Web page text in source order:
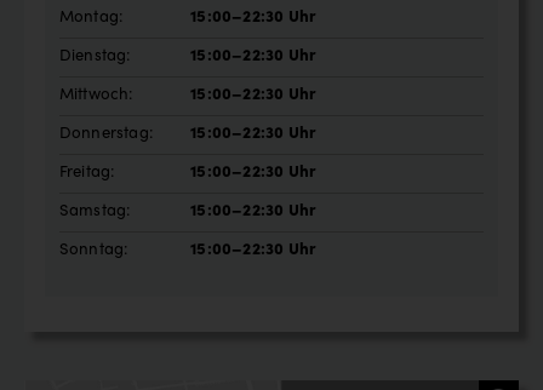
Montag:
15:00–22:30 Uhr
Dienstag:
15:00–22:30 Uhr
Mittwoch:
15:00–22:30 Uhr
Donnerstag:
15:00–22:30 Uhr
Freitag:
15:00–22:30 Uhr
Samstag:
15:00–22:30 Uhr
Sonntag:
15:00–22:30 Uhr